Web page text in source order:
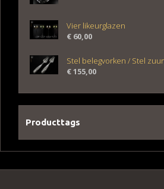
Vier likeurglazen
€ 60,00
Stel belegvorken / Stel
€155,00
Producttags